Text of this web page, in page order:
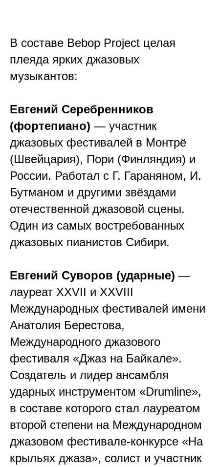
В составе Bebop Project целая
плеяда ярких джазовых
музыкантов:
Евгений Серебренников
(фортепиано) — участник
джазовых фестивалей в Монтрё
(Швейцария), Пори (Финляндия) и
России. Работал с Г. Гараняном, И.
Бутманом и другими звёздами
отечественной джазовой сцены.
Один из самых востребованных
джазовых пианистов Сибири.
Евгений Суворов (ударные) —
лауреат XXVII и XXVIII
Международных фестивалей имени
Анатолия Берестова,
Международного джазового
фестиваля «Джаз на Байкале».
Создатель и лидер ансамбля
ударных инструментом «Drumline»,
в составе которого стал лауреатом
второй степени на Международном
джазовом фестивале-конкурсе «На
крыльях джаза», солист и участник